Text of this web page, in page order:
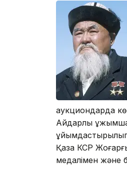
аукциондарда
Айдарлы
Қазақ КСР
медалімен және